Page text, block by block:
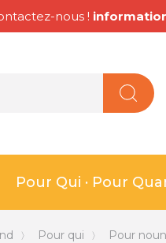
nous !
Pour Qui · Pour
Pour qui Pour